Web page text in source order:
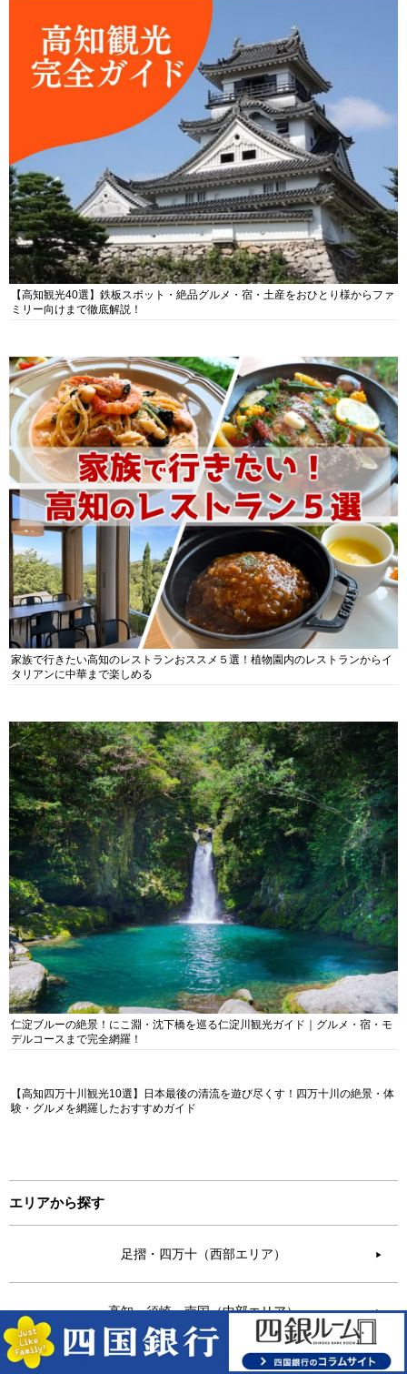
【高知観光40選】鉄板スポット・絶品グルメ・宿・土産をおひとり様からファ
ミリー向けまで徹底解説！
家族で行きたい高知のレストランおススメ５選！植物園内のレストランからイ
タリアンに中華まで楽しめる
仁淀ブルーの絶景！にこ淵・沈下橋を巡る仁淀川観光ガイド｜グルメ・宿・モ
デルコースまで完全網羅！
【高知四万十川観光10選】日本最後の清流を遊び尽くす！四万十川の絶景・体
験・グルメを網羅したおすすめガイド
エリアから探す
足摺・四万十（西部エリア） ▶︎
高知・須崎・南国（中部エリア） ▶︎
安芸・室戸（東部エリア） ▶︎